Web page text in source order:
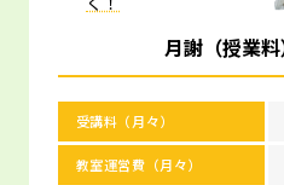
月謝（授業
受講料（月々）
教室運営費（月々）